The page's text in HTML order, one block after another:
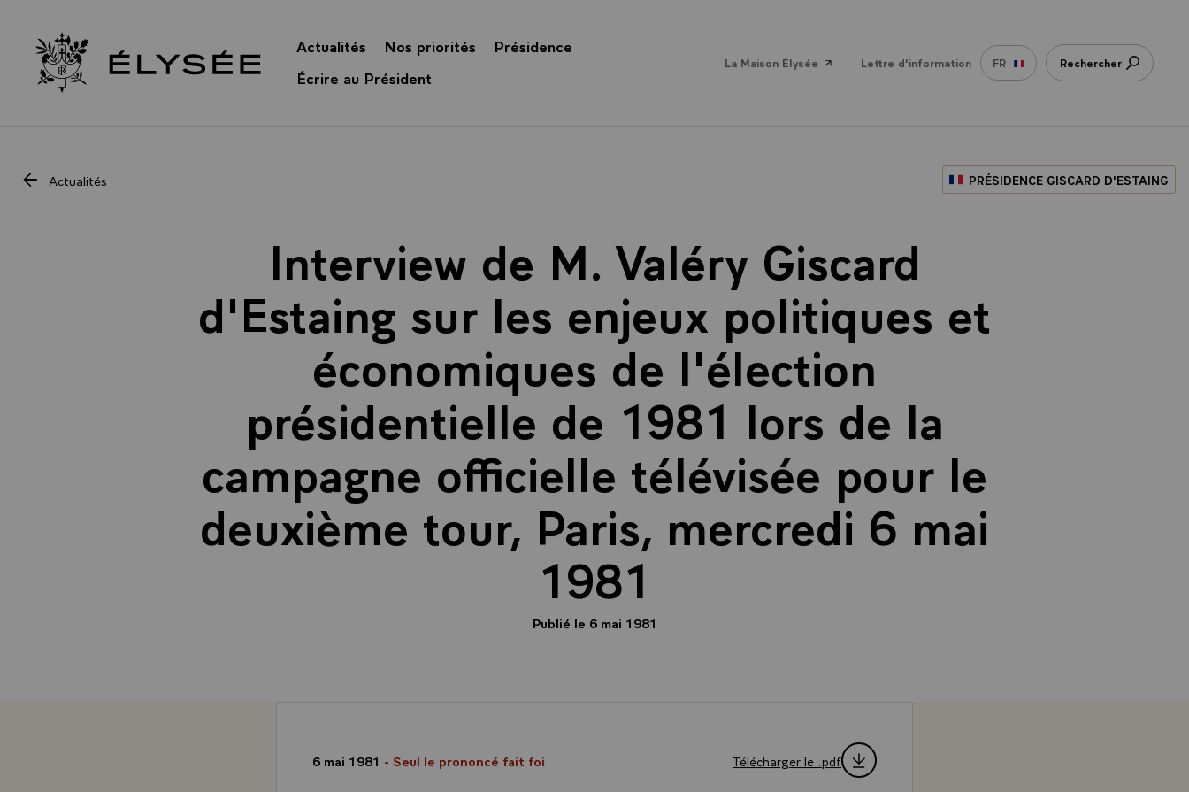
Retour à l’accueil Élysée
Actualités Nos priorités
Présidence
Écrire au Président
La Maison Élysée Lettre d'information FR Rechercher
Actualités PRÉSIDENCE GISCARD D'ESTAING
Interview de M. Valéry Giscard
d'Estaing sur les enjeux politiques et
économiques de l'élection
présidentielle de 1981 lors de la
campagne officielle télévisée pour le
deuxième tour, Paris, mercredi 6 mai
1981
Publié le 6 mai 1981
6 mai 1981 - Seul le prononcé fait foi Télécharger le .pdf